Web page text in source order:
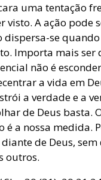
uma tentação
visto. A ação pode
dispersa-se
Importa mais ser
não é
a vida em
a verdade e a
de Deus basta.
é a nossa medida.
de Deus,
outros.